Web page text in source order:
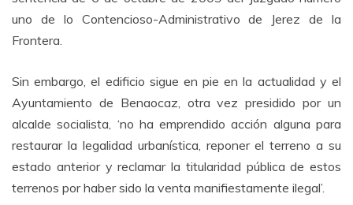
uno de lo Contencioso-Administrativo de Jerez de la
Frontera.
Sin embargo, el edificio sigue en pie en la actualidad y el
Ayuntamiento de Benaocaz, otra vez presidido por un
alcalde socialista, ‘no ha emprendido acción alguna para
restaurar la legalidad urbanística, reponer el terreno a su
estado anterior y reclamar la titularidad pública de estos
terrenos por haber sido la venta manifiestamente ilegal’.